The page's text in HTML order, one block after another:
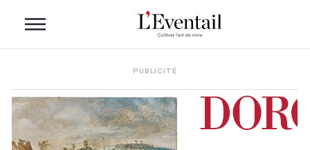
PUBLICITÉ